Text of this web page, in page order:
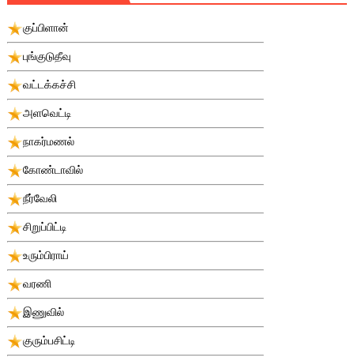
குப்பிளான்
புங்குடுதீவு
வட்டக்கச்சி
அளவெட்டி
நாகர்மணல்
கோண்டாவில்
நீர்வேலி
சிறுப்பிட்டி
உரும்பிராய்
வரணி
இணுவில்
குரும்பசிட்டி